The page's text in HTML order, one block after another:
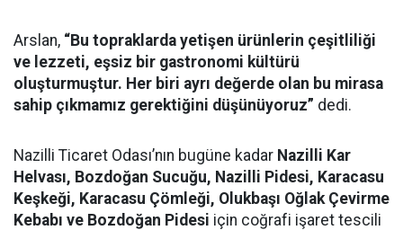
Arslan, “Bu topraklarda yetişen ürünlerin çeşitliliği
ve lezzeti, eşsiz bir gastronomi kültürü
oluşturmuştur. Her biri ayrı değerde olan bu mirasa
sahip çıkmamız gerektiğini düşünüyoruz” dedi.
Nazilli Ticaret Odası’nın bugüne kadar Nazilli Kar
Helvası, Bozdoğan Sucuğu, Nazilli Pidesi, Karacasu
Keşkeği, Karacasu Çömleği, Olukbaşı Oğlak Çevirme
Kebabı ve Bozdoğan Pidesi için coğrafi işaret tescili